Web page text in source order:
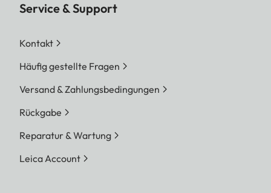
Service & Support
Kontakt
Häufig gestellte Fragen
Versand & Zahlungsbedingungen
Rückgabe
Reparatur & Wartung
Leica Account